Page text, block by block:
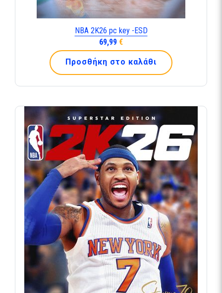
NBA 2K26 pc key -ESD
69,99 €
Προσθήκη στο καλάθι